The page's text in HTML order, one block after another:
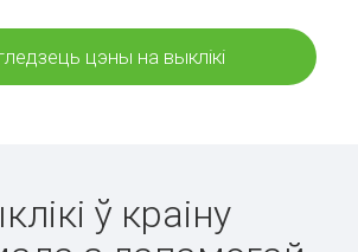
цэны на выклікі
ў краіну